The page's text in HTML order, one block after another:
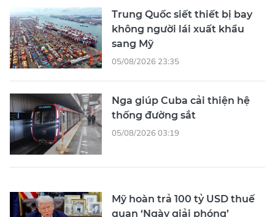
Trung Quốc siết thiết bị bay
không người lái xuất khẩu
sang Mỹ
05/08/2026 23:35
Nga giúp Cuba cải thiện hệ
thống đường sắt
05/08/2026 03:19
Mỹ hoàn trả 100 tỷ USD thuế
quan ‘Ngày giải phóng’